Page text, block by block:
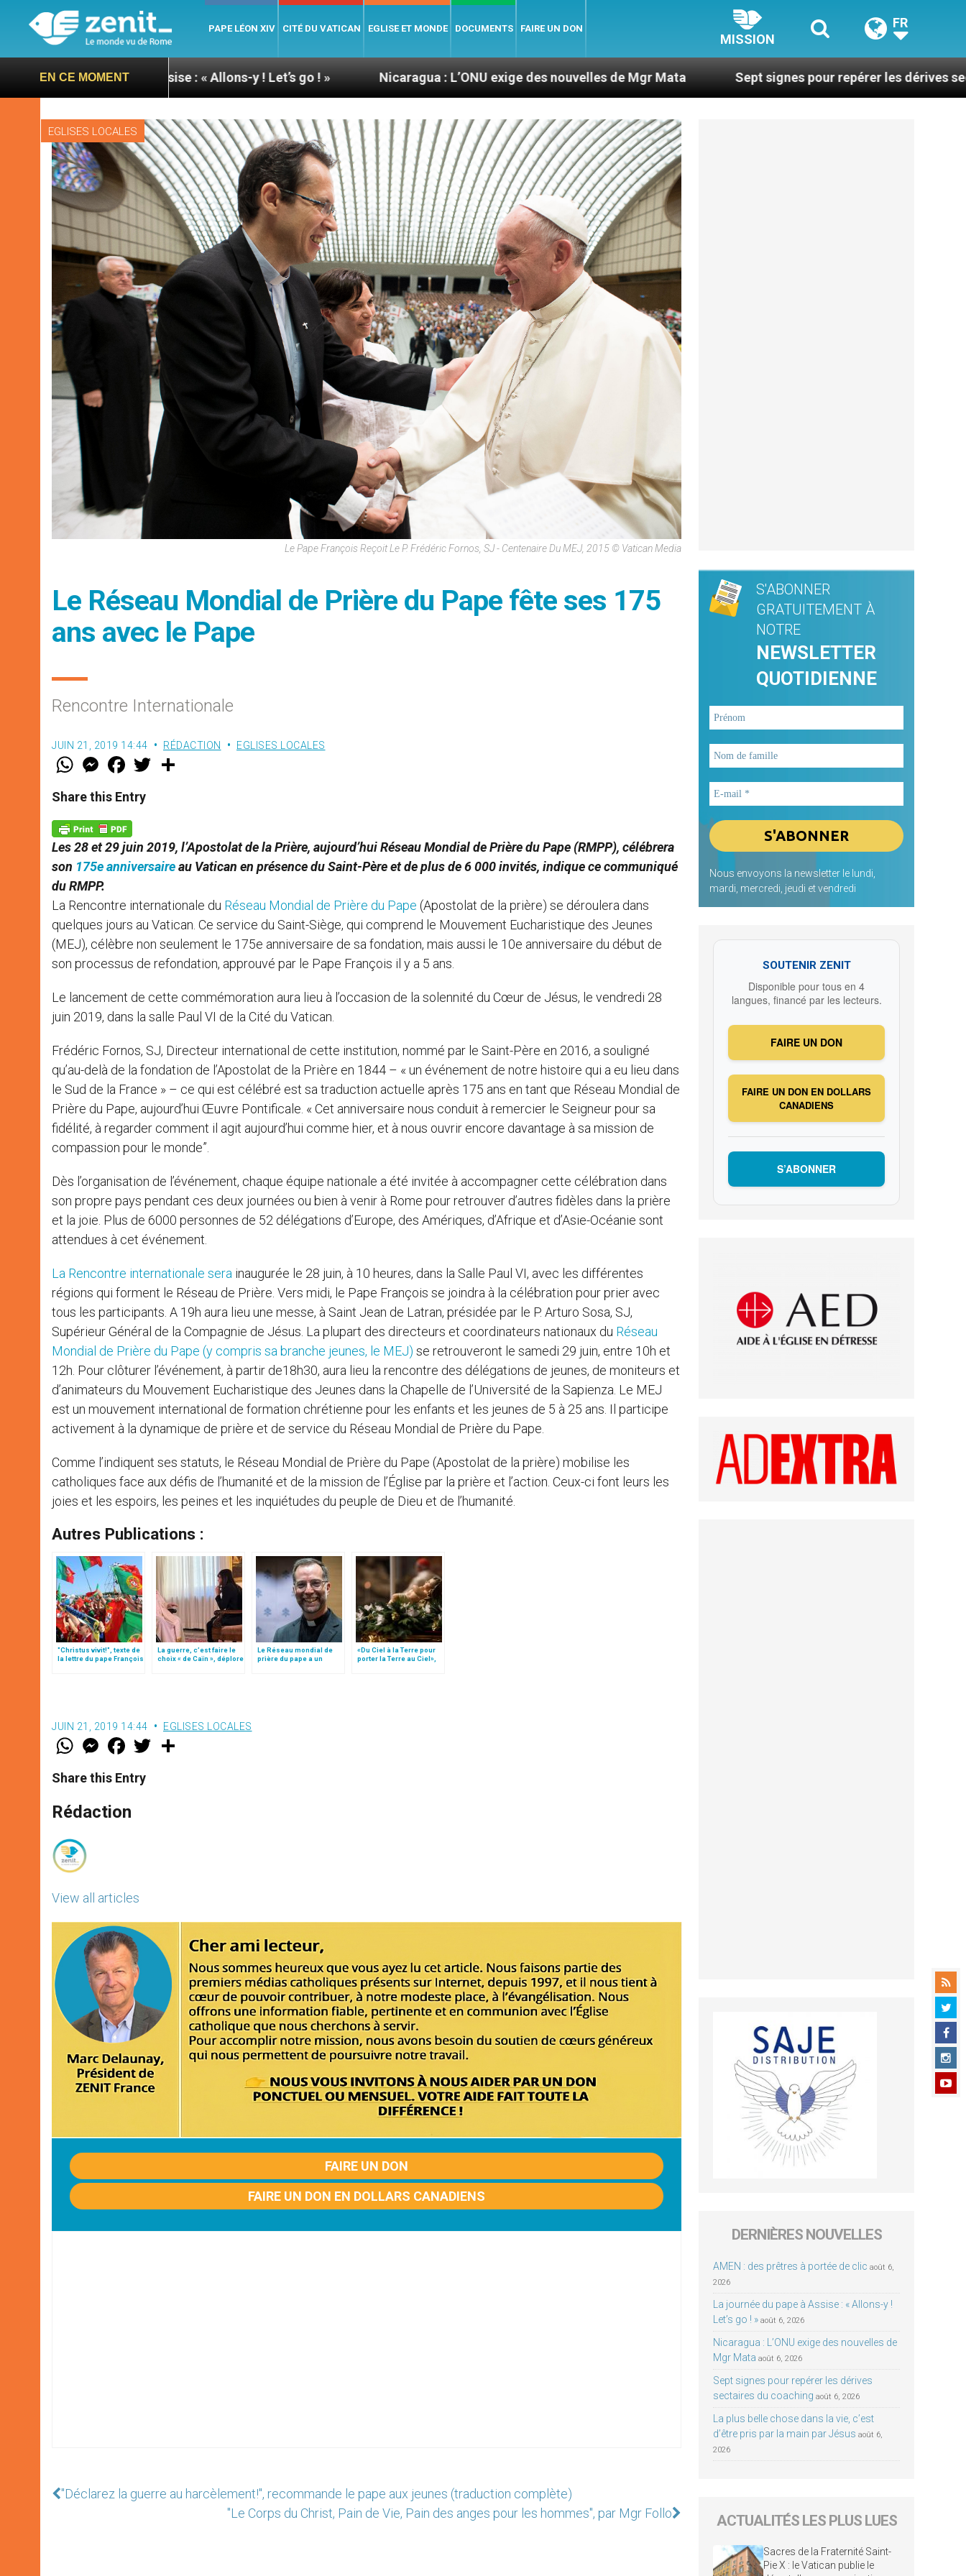
PAPE LÉON XIV CITÉ DU VATICAN EGLISE ET MONDE DOCUMENTS FAIRE UN DON
MISSION
FR
EN CE MOMENT
pape à Assise : « Allons-y ! Let’s go ! » Nicaragua : L’ONU exige des nouvelles de Mgr Mata Sept signes pour repérer les dérives sectaires du
EGLISES LOCALES
Le Pape François Reçoit Le P. Frédéric Fornos, SJ - Centenaire Du MEJ, 2015 © Vatican Media
Le Réseau Mondial de Prière du Pape fête ses 175
ans avec le Pape
Rencontre Internationale
JUIN 21, 2019 14:44 RÉDACTION EGLISES LOCALES
W
t
s
p
p
M
e
s
e
g
e
r
F
a
e
b
k
w
Share this Entry
Les 28 et 29 juin 2019, l’Apostolat de la Prière, aujourd’hui Réseau Mondial de Prière du Pape (RMPP), célébrera
son 175e anniversaireau Vatican en présence du Saint-Père et de plus de 6 000 invités, indique ce communiqué
du RMPP.
La Rencontre internationale du Réseau Mondial de Prière du Pape (Apostolat de la prière) se déroulera dans
quelques jours au Vatican. Ce service du Saint-Siège, qui comprend le Mouvement Eucharistique des Jeunes
(MEJ), célèbre non seulement le 175e anniversaire de sa fondation, mais aussi le 10e anniversaire du début de
son processus de refondation, approuvé par le Pape François il y a 5 ans.
Le lancement de cette commémoration aura lieu à l’occasion de la solennité du Cœur de Jésus, le vendredi 28
juin 2019, dans la salle Paul VI de la Cité du Vatican.
Frédéric Fornos, SJ, Directeur international de cette institution, nommé par le Saint-Père en 2016, a souligné
qu’au-delà de la fondation de l’Apostolat de la Prière en 1844 – « un événement de notre histoire qui a eu lieu dans
le Sud de la France » – ce qui est célébré est sa traduction actuelle après 175 ans en tant que Réseau Mondial de
Prière du Pape, aujourd’hui Œuvre Pontificale. « Cet anniversaire nous conduit à remercier le Seigneur pour sa
fidélité, à regarder comment il agit aujourd’hui comme hier, et à nous ouvrir encore davantage à sa mission de
compassion pour le monde”.
Dès l’organisation de l’événement, chaque équipe nationale a été invitée à accompagner cette célébration dans
son propre pays pendant ces deux journées ou bien à venir à Rome pour retrouver d’autres fidèles dans la prière
et la joie. Plus de 6000 personnes de 52 délégations d’Europe, des Amériques, d’Afrique et d’Asie-Océanie sont
attendues à cet événement.
La Rencontre internationale sera inaugurée le 28 juin, à 10 heures, dans la Salle Paul VI, avec les différentes
régions qui forment le Réseau de Prière. Vers midi, le Pape François se joindra à la célébration pour prier avec
tous les participants. A 19h aura lieu une messe, à Saint Jean de Latran, présidée par le P. Arturo Sosa, SJ,
Supérieur Général de la Compagnie de Jésus. La plupart des directeurs et coordinateurs nationaux du Réseau
Mondial de Prière du Pape (y compris sa branche jeunes, le MEJ) se retrouveront le samedi 29 juin, entre 10h et
12h. Pour clôturer l’événement, à partir de18h30, aura lieu la rencontre des délégations de jeunes, de moniteurs et
d’animateurs du Mouvement Eucharistique des Jeunes dans la Chapelle de l’Université de la Sapienza. Le MEJ
est un mouvement international de formation chrétienne pour les enfants et les jeunes de 5 à 25 ans. Il participe
activement à la dynamique de prière et de service du Réseau Mondial de Prière du Pape.
Comme l’indiquent ses statuts, le Réseau Mondial de Prière du Pape (Apostolat de la prière) mobilise les
catholiques face aux défis de l’humanité et de la mission de l’Église par la prière et l’action. Ceux-ci font leurs les
joies et les espoirs, les peines et les inquiétudes du peuple de Dieu et de l’humanité.
Autres Publications :
"Christus vivit!", texte de
la lettre du pape François
La guerre, c’est faire le
choix « de Caïn », déplore
Le Réseau mondial de
prière du pape a un
«Du Ciel à la Terre pour
porter la Terre au Ciel»,
JUIN 21, 2019 14:44 EGLISES LOCALES
W
t
s
p
p
M
e
s
e
g
e
F
a
e
b
o
k
w
Share this Entry
Rédaction
View all articles
FAIRE UN DON
FAIRE UN DON EN DOLLARS CANADIENS
"Déclarez la guerre au harcèlement!", recommande le pape aux jeunes (traduction complète)
"Le Corps du Christ, Pain de Vie, Pain des anges pour les hommes", par Mgr Follo
S'ABONNER
GRATUITEMENT À
NOTRE
NEWSLETTER
QUOTIDIENNE
Nous envoyons la newsletter le lundi,
mardi, mercredi, jeudi et vendredi
SOUTENIR ZENIT
Disponible pour tous en 4
langues, financé par les lecteurs.
FAIRE UN DON
FAIRE UN DON EN DOLLARS
CANADIENS
S’ABONNER
DERNIÈRES NOUVELLES
AMEN : des prêtres à portée de clic août 6,
2026
La journée du pape à Assise : « Allons-y !
Let’s go ! » août 6, 2026
Nicaragua : L’ONU exige des nouvelles de
Mgr Mata août 6, 2026
Sept signes pour repérer les dérives
sectaires du coaching août 6, 2026
La plus belle chose dans la vie, c’est
d’être pris par la main par Jésus août 6,
2026
ACTUALITÉS LES PLUS LUES
Sacres de la Fraternité Saint-
Pie X : le Vatican publie le